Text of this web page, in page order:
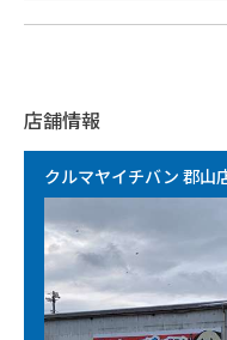
店舗情報
クルマヤイチバン 郡山